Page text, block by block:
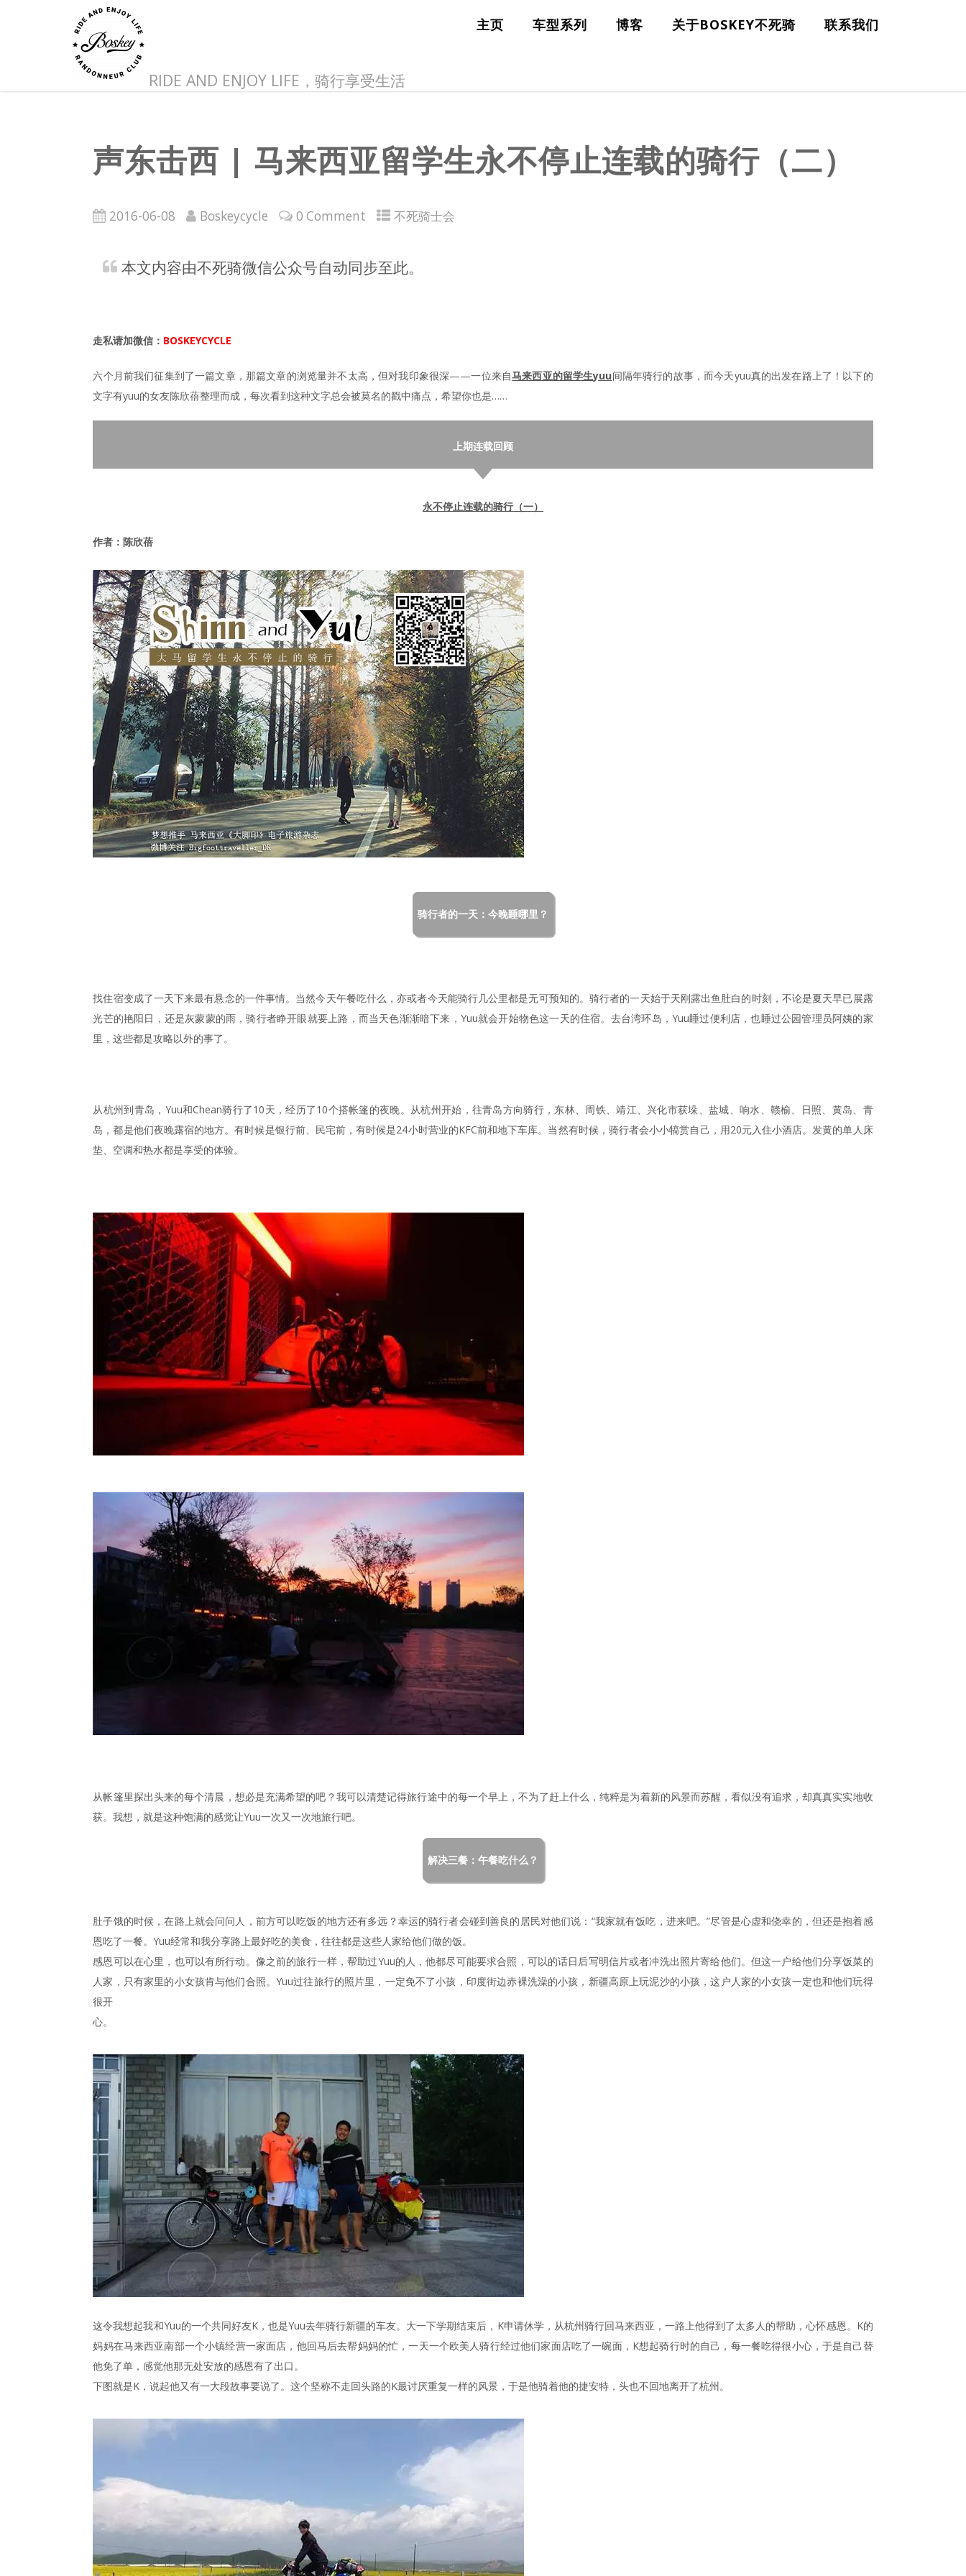
RIDE AND ENJOY LIFE，骑行享受生活
主页 车型系列 博客 关于BOSKEY不死骑 联系我们
声东击西 | 马来西亚留学生永不停止连载的骑行（二）
2016-06-08 Boskeycycle 0 Comment 不死骑士会
本文内容由不死骑微信公众号自动同步至此。
走私请加微信： BOSKEYCYCLE
六个月前我们征集到了一篇文章，那篇文章的浏览量并不太高，但对我印象很深——一位来自马来西亚的留学生yuu间隔年骑行的故事，而今天yuu真的出发在路上了！以下的
文字有yuu的女友陈欣蓓整理而成，每次看到这种文字总会被莫名的戳中痛点，希望你也是……
上期连载回顾
永不停止连载的骑行（一）
作者：陈欣蓓
骑行者的一天：今晚睡哪里？
找住宿变成了一天下来最有悬念的一件事情。当然今天午餐吃什么，亦或者今天能骑行几公里都是无可预知的。骑行者的一天始于天刚露出鱼肚白的时刻，不论是夏天早已展露
光芒的艳阳日，还是灰蒙蒙的雨，骑行者睁开眼就要上路，而当天色渐渐暗下来，Yuu就会开始物色这一天的住宿。去台湾环岛，Yuu睡过便利店，也睡过公园管理员阿姨的家
里，这些都是攻略以外的事了。
从杭州到青岛，Yuu和Chean骑行了10天，经历了10个搭帐篷的夜晚。从杭州开始，往青岛方向骑行，东林、周铁、靖江、兴化市获垛、盐城、响水、赣榆、日照、黄岛、青
岛，都是他们夜晚露宿的地方。有时候是银行前、民宅前，有时候是24小时营业的KFC前和地下车库。当然有时候，骑行者会小小犒赏自己，用20元入住小酒店。发黄的单人床
垫、空调和热水都是享受的体验。
从帐篷里探出头来的每个清晨，想必是充满希望的吧？我可以清楚记得旅行途中的每一个早上，不为了赶上什么，纯粹是为着新的风景而苏醒，看似没有追求，却真真实实地收
获。我想，就是这种饱满的感觉让Yuu一次又一次地旅行吧。
解决三餐：午餐吃什么？
肚子饿的时候，在路上就会问问人，前方可以吃饭的地方还有多远？幸运的骑行者会碰到善良的居民对他们说：“我家就有饭吃，进来吧。”尽管是心虚和侥幸的，但还是抱着感
恩吃了一餐。Yuu经常和我分享路上最好吃的美食，往往都是这些人家给他们做的饭。
感恩可以在心里，也可以有所行动。像之前的旅行一样，帮助过Yuu的人，他都尽可能要求合照，可以的话日后写明信片或者冲洗出照片寄给他们。但这一户给他们分享饭菜的
人家，只有家里的小女孩肯与他们合照。Yuu过往旅行的照片里，一定免不了小孩，印度街边赤裸洗澡的小孩，新疆高原上玩泥沙的小孩，这户人家的小女孩一定也和他们玩得
很开
心。
这令我想起我和Yuu的一个共同好友K，也是Yuu去年骑行新疆的车友。大一下学期结束后，K申请休学，从杭州骑行回马来西亚，一路上他得到了太多人的帮助，心怀感恩。K的
妈妈在马来西亚南部一个小镇经营一家面店，他回马后去帮妈妈的忙，一天一个欧美人骑行经过他们家面店吃了一碗面，K想起骑行时的自己，每一餐吃得很小心，于是自己替
他免了单，感觉他那无处安放的感恩有了出口。
下图就是K，说起他又有一大段故事要说了。这个坚称不走回头路的K最讨厌重复一样的风景，于是他骑着他的捷安特，头也不回地离开了杭州。